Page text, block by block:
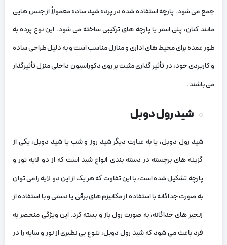
جمع می‌ شود. پارچه استفاده شده در پرده شید ساده معمولاً از جنس‌ هایی
مانند کتان، پلی‌ استر یا پارچه‌ های ترکیبی ساخته می‌ شود. این نوع پرده به‌
طور عمده برای محیط‌ های اداری و منازل مناسب است و به دلیل طراحی ساده
و کاربردی خود، در تأثیر گذاری مثبت بر روی دکوراسیون داخلی منزل تأثیرگذار
می باشند.
شید رول دوبل
شید رول دوبل، یا به عبارت دیگر شید روز و شب یا شید دوبل، یکی از
گزینه‌ های برجسته در دسته بندی انواع شید است که از دو لایه تور و
پارچه تشکیل شده است، با این تفاوت که هر یک از این دو لایه را می‌ توان
به‌ صورت جداگانه با استفاده از مکانیزم های برقی یا دستی و با استفاده از
زنجیر های جداگانه، به صورت رول باز و بسته کرد. این ویژگی منحصر به
فرد باعث می‌ شود که شید رول دوبل، تنوع بی‌ نظیری از نور و سایه را در